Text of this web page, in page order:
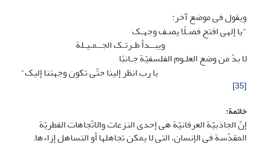
ویقول فی موضع آخر:
"یا إلهی افتح فصـلًا یصـف وجهـک
ویبــدأ طـرتـک الجــمـیـلة
لا بدّ من وضع العلـوم الفلسفیّة جـانبًا
یا رب انظر إلینا حتّى تکون وجهتنا إلیک"
[35]
خاتمة:
إنّ الجاذبیّة العرفانیّة هی إحدى النزعات والاتّجاهات الفطریّة
المقدّسة فی الإنسان، التی لا یمکن تجاهلها أو التساهل إزاءها.